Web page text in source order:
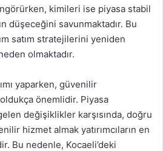
kimileri ise piyasa stabil
düşeceğini savunmaktadır. Bu
satım stratejilerini yeniden
olmaktadır.
yaparken, güvenilir
önemlidir. Piyasa
değişiklikler karşısında, doğru
hizmet almak yatırımcıların en
Bu nedenle, Kocaeli’deki